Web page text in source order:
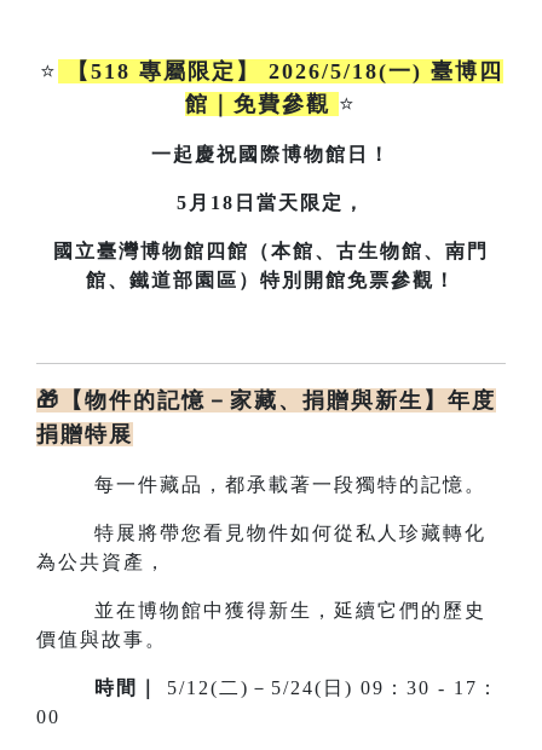
⭐
【518 專屬限定】 2026/5/18(一) 臺博四
館｜免費參觀 ⭐
一起慶祝國際博物館日！
5月18日當天限定，
國立臺灣博物館四館（本館、古生物館、南門
館、鐵道部園區）特別開館免票參觀！
🎁【物件的記憶－家藏、捐贈與新生】年度
捐贈特展
每一件藏品，都承載著一段獨特的記憶。
特展將帶您看見物件如何從私人珍藏轉化
為公共資產，
並在博物館中獲得新生，延續它們的歷史
價值與故事。
時間｜
5/12(二)－5/24(日) 09：30 - 17：
00